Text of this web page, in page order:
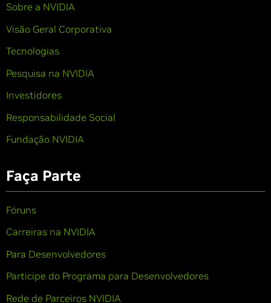
Sobre a NVIDIA
Visão Geral Corporativa
Tecnologias
Pesquisa na NVIDIA
Investidores
Responsabilidade Social
Fundação NVIDIA
Faça Parte
Fóruns
Carreiras na NVIDIA
Para Desenvolvedores
Participe do Programa para Desenvolvedores
Rede de Parceiros NVIDIA